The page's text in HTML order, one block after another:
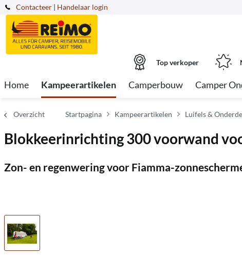
Contacteer | Handelaar login
Top verkoper
Home Kampeerartikelen Camperbouw Camper
Overzicht Startpagina Kampeerartikelen Luifels &
Blokkeerinrichting 300 voorwand
Zon- en regenwering voor Fiamma-